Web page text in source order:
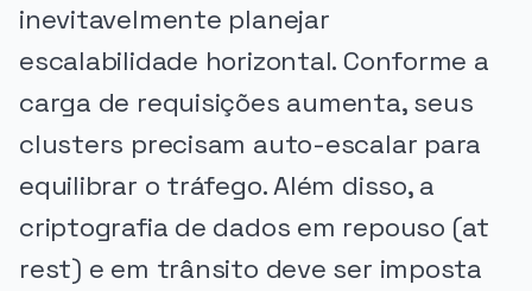
inevitavelmente planejar
escalabilidade horizontal. Conforme a
carga de requisições aumenta, seus
clusters precisam auto-escalar para
equilibrar o tráfego. Além disso, a
criptografia de dados em repouso (at
rest) e em trânsito deve ser imposta